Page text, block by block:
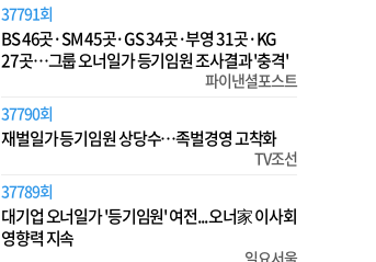
37791회
BS 46곳·SM 45곳·GS 34곳·부영 31곳·KG
27곳…그룹 오너일가 등기임원 조사결과 '충격'
파이낸셜포스트
37790회
재벌일가 등기임원 상당수…족벌경영 고착화
TV조선
37789회
대기업 오너일가 '등기임원' 여전... 오너家 이사회
영향력 지속
일요서울